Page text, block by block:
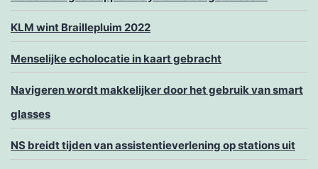
KLM wint Braillepluim 2022
Menselijke echolocatie in kaart gebracht
Navigeren wordt makkelijker door het gebruik van smart
glasses
NS breidt tijden van assistentieverlening op stations uit